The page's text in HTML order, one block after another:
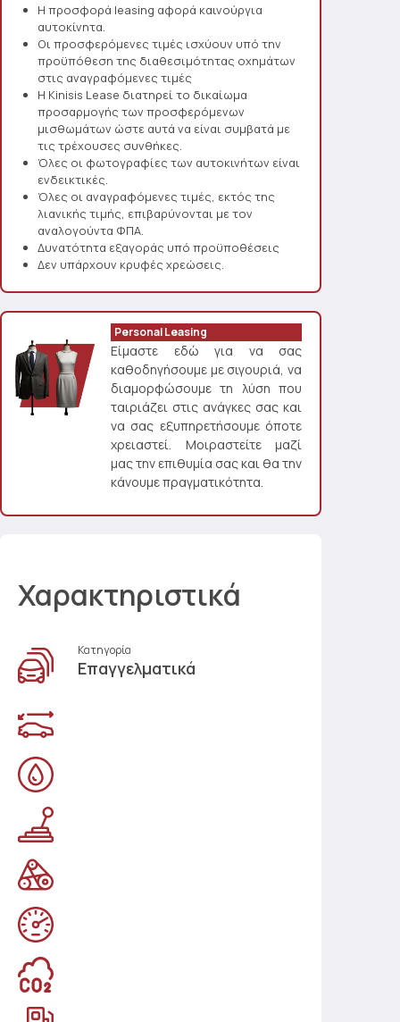
Η προσφορά leasing αφορά καινούργια
αυτοκίνητα.
Οι προσφερόμενες τιμές ισχύουν υπό την
προϋπόθεση της διαθεσιμότητας οχημάτων
στις αναγραφόμενες τιμές
Η Kinisis Lease διατηρεί το δικαίωμα
προσαρμογής των προσφερόμενων
μισθωμάτων ώστε αυτά να είναι συμβατά με
τις τρέχουσες συνθήκες.
Όλες οι φωτογραφίες των αυτοκινήτων είναι
ενδεικτικές.
Όλες οι αναγραφόμενες τιμές, εκτός της
λιανικής τιμής, επιβαρύνονται με τον
αναλογούντα ΦΠΑ.
Δυνατότητα εξαγοράς υπό προϋποθέσεις
Δεν υπάρχουν κρυφές χρεώσεις.
Personal Leasing
Είμαστε εδώ για να σας
καθοδηγήσουμε με σιγουριά, να
διαμορφώσουμε τη λύση που
ταιριάζει στις ανάγκες σας και
να σας εξυπηρετήσουμε όποτε
χρειαστεί. Μοιραστείτε μαζί
μας την επιθυμία σας και θα την
κάνουμε πραγματικότητα.
Χαρακτηριστικά
Κατηγορία
Επαγγελματικά